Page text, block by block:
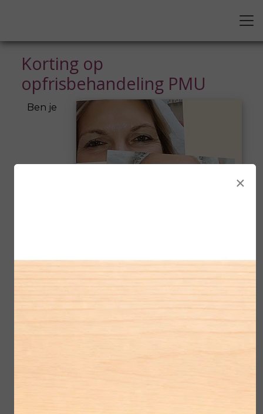
Korting op
opfrisbehandeling PMU
Ben je
tevreden maar wil je het toch een beetje
Beetje donkerder? Beetje breder? Iets
×